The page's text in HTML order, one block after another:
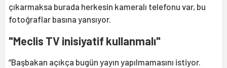
çıkarmaksa burada herkesin kameralı telefonu var, bu
fotoğraflar basına yansıyor.
"Meclis TV inisiyatif kullanmalı"
“Başbakan açıkça bugün yayın yapılmamasını istiyor.